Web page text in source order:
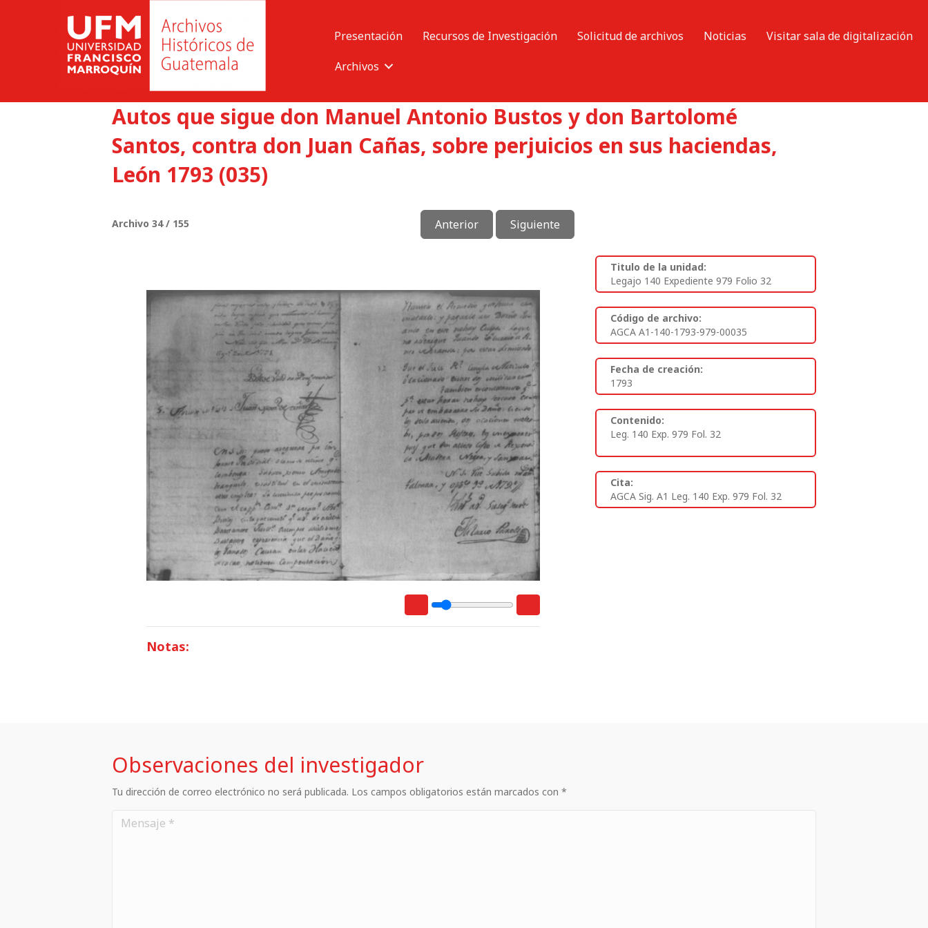
Presentación Recursos de Investigación Solicitud de archivos Noticias
Visitar sala de digitalización
Archivos
Autos que sigue don Manuel Antonio Bustos y don Bartolomé
Santos, contra don Juan Cañas, sobre perjuicios en sus haciendas,
León 1793 (035)
Archivo 34 / 155 Anterior Siguiente
Notas:
Titulo de la unidad:
Legajo 140 Expediente 979 Folio 32
Código de archivo:
AGCA A1-140-1793-979-00035
Fecha de creación:
1793
Contenido:
Leg. 140 Exp. 979 Fol. 32
Cita:
AGCA Sig. A1 Leg. 140 Exp. 979 Fol. 32
Observaciones del investigador
Tu dirección de correo electrónico no será publicada. Los campos obligatorios están marcados con *